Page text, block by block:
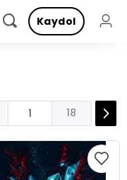
Kaydol
18